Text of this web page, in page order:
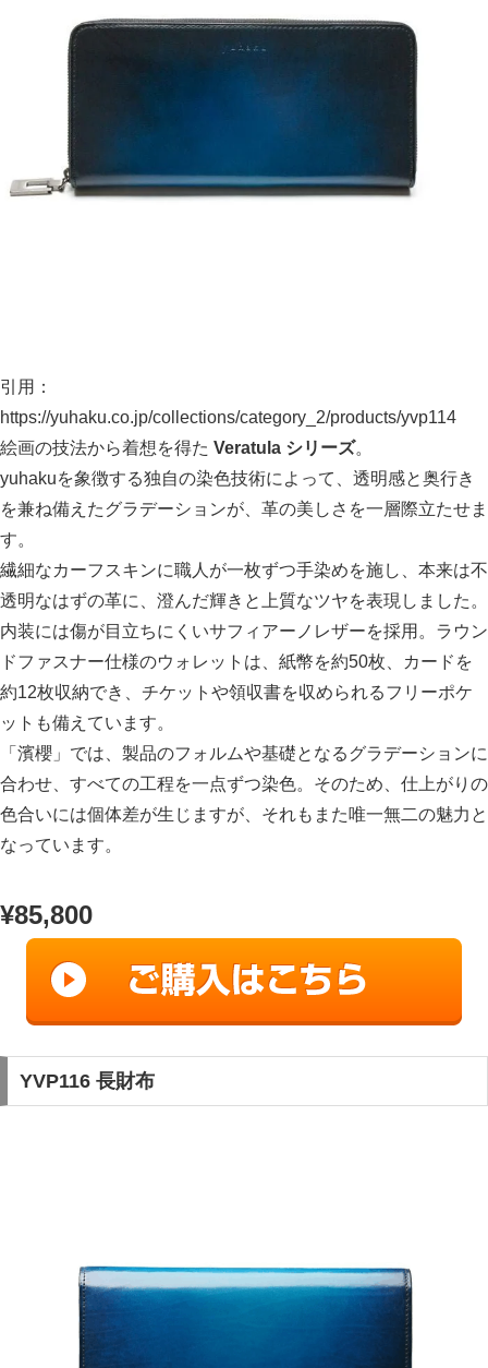
引用：
https://yuhaku.co.jp/collections/category_2/products/yvp114
絵画の技法から着想を得た Veratula シリーズ。
yuhakuを象徴する独自の染色技術によって、透明感と奥行き
を兼ね備えたグラデーションが、革の美しさを一層際立たせま
す。
繊細なカーフスキンに職人が一枚ずつ手染めを施し、本来は不
透明なはずの革に、澄んだ輝きと上質なツヤを表現しました。
内装には傷が目立ちにくいサフィアーノレザーを採用。ラウン
ドファスナー仕様のウォレットは、紙幣を約50枚、カードを
約12枚収納でき、チケットや領収書を収められるフリーポケ
ットも備えています。
「濱櫻」では、製品のフォルムや基礎となるグラデーションに
合わせ、すべての工程を一点ずつ染色。そのため、仕上がりの
色合いには個体差が生じますが、それもまた唯一無二の魅力と
なっています。
¥85,800
YVP116 長財布